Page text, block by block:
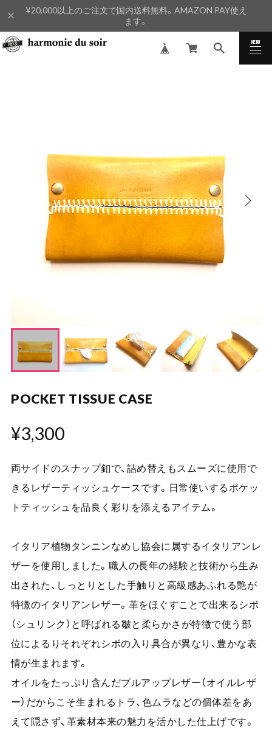
¥20,000以上のご注文で国内送料無料。AMAZON PAY使え
ます。
MENU
CLOSE
POCKET TISSUE CASE
¥3,300
両サイドのスナップ釦で、詰め替えもスムーズに使用で
きるレザーティッシュケースです。日常使いするポケッ
トティッシュを品良く彩りを添えるアイテム。
イタリア植物タンニンなめし協会に属するイタリアンレ
ザーを使用しました。職人の長年の経験と技術から生み
出された、しっとりとした手触りと高級感あふれる艶が
特徴のイタリアンレザー。革をほぐすことで出来るシボ
（シュリンク）と呼ばれる皺と柔らかさが特徴で使う部
位によるりそれぞれシボの入り具合が異なり、豊かな表
情が生まれます。
オイルをたっぷり含んだプルアップレザー（オイルレザ
ー）だからこそ生まれるトラ、色ムラなどの個体差をあ
えて隠さず、革素材本来の魅力を活かした仕上げです。